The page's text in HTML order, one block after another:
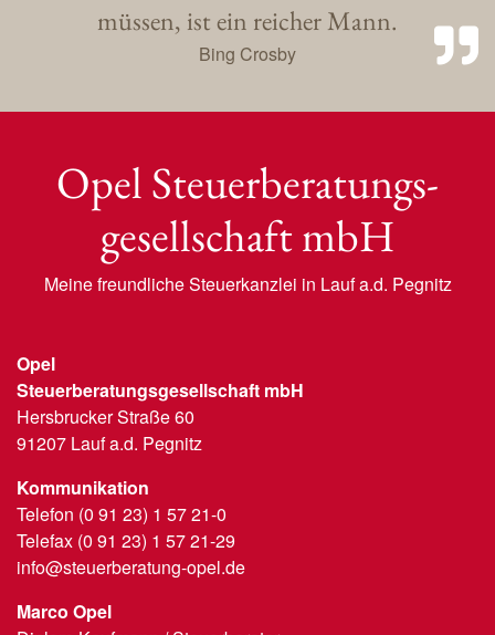
müssen, ist ein reicher Mann.
Bing Crosby
Opel Steuerberatungs-
gesellschaft mbH
Meine freundliche Steuerkanzlei in Lauf a.d. Pegnitz
Opel
Steuerberatungsgesellschaft mbH
Hersbrucker Straße 60
91207 Lauf a.d. Pegnitz
Kommunikation
Telefon (0 91 23) 1 57 21-0
Telefax (0 91 23) 1 57 21-29
info@steuerberatung-opel.de
Marco Opel